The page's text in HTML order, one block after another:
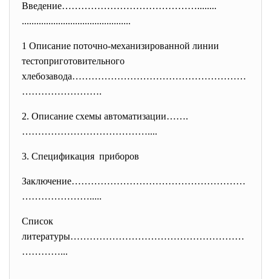
Введение……………………………………........
.............................................
1 Описание поточно-механизированной линии
тестоприготовительного
хлебозавода………………………………………………
…………………….
2. Описание схемы автоматизации…….
…………………………………....
3. Спецификация приборов
Заключение………………………………………………
………………….....
Список
литературы………………………………………………
…………...